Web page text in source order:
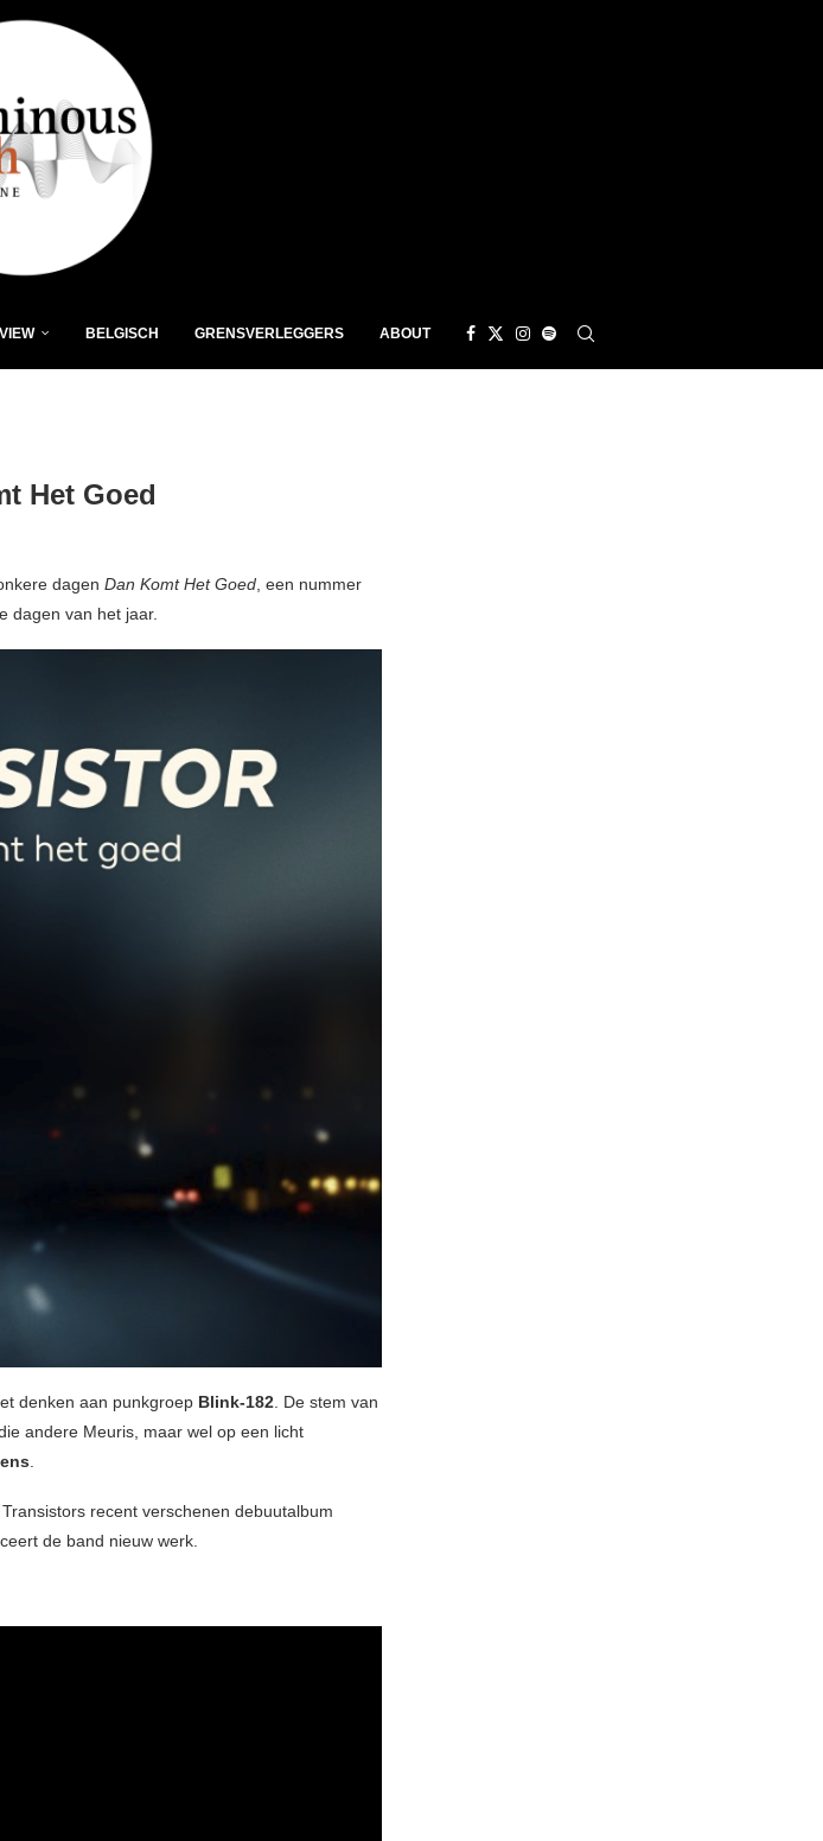
BELGISCH GRENSVERLEGGERS ABOUT
Het Goed
dagen Dan Komt Het Goed, een nummer
dagen van het jaar.
denken aan punkgroep Blink-182. De stem van
andere Meuris, maar wel op een licht
.
recent verschenen debuutalbum
de band nieuw werk.